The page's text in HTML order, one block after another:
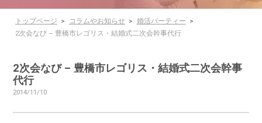
トップページ > コラムやお知らせ > 婚活パーティー >
2次会なび – 豊橋市レゴリス・結婚式二次会幹事代行
2次会なび – 豊橋市レゴリス・結婚式二次会幹事
代行
2014/11/10